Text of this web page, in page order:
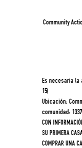
Community
Es necesaria la
15)
Ubicación:
comunidad:
CON
SU PRIMERA
COMPRAR UNA